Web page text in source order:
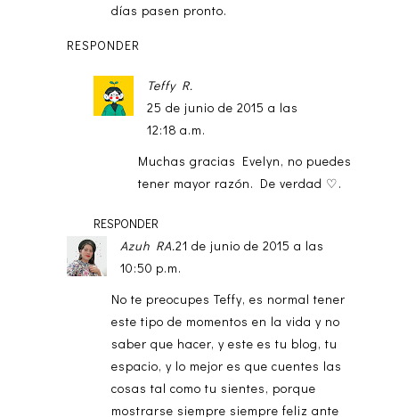
días pasen pronto.
RESPONDER
Teffy R.
25 de junio de 2015 a las
12:18 a.m.
Muchas gracias Evelyn, no puedes
tener mayor razón. De verdad ♡.
RESPONDER
Azuh RA.21 de junio de 2015 a las
10:50 p.m.
No te preocupes Teffy, es normal tener
este tipo de momentos en la vida y no
saber que hacer, y este es tu blog, tu
espacio, y lo mejor es que cuentes las
cosas tal como tu sientes, porque
mostrarse siempre siempre feliz ante